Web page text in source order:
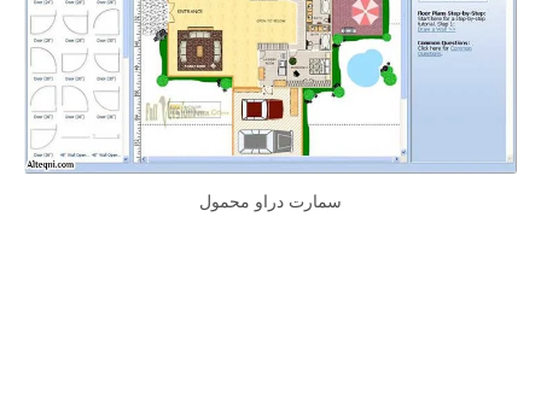
سمارت دراو محمول